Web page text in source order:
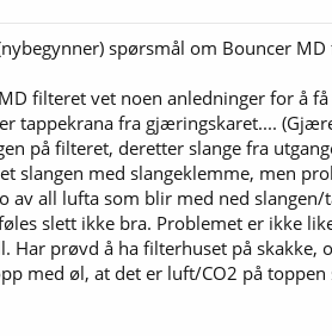
spørsmål om Bouncer MD
filteret vet noen anledninger for å
tappekrana fra gjæringskaret....
på filteret, deretter slange fra
slangen med slangeklemme, men
av all lufta som blir med ned
slett ikke bra. Problemet er ikke
prøvd å ha filterhuset på
med øl, at det er luft/CO2 på